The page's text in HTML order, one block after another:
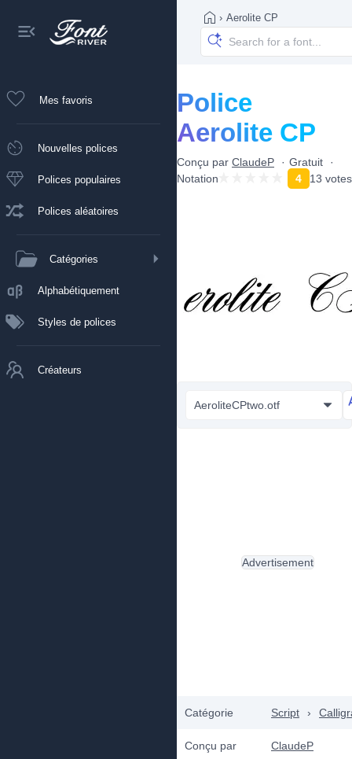
Mes favoris
Nouvelles polices
Polices populaires
Polices aléatoires
Catégories
Alphabétiquement
Styles de polices
Créateurs
› Aerolite CP
Police
Aerolite CP
Conçu par ClaudeP
Gratuit
Notation
4 13 votes
AeroliteCPtwo.otf
Catégorie Script ›
Conçu par ClaudeP
Advertisement